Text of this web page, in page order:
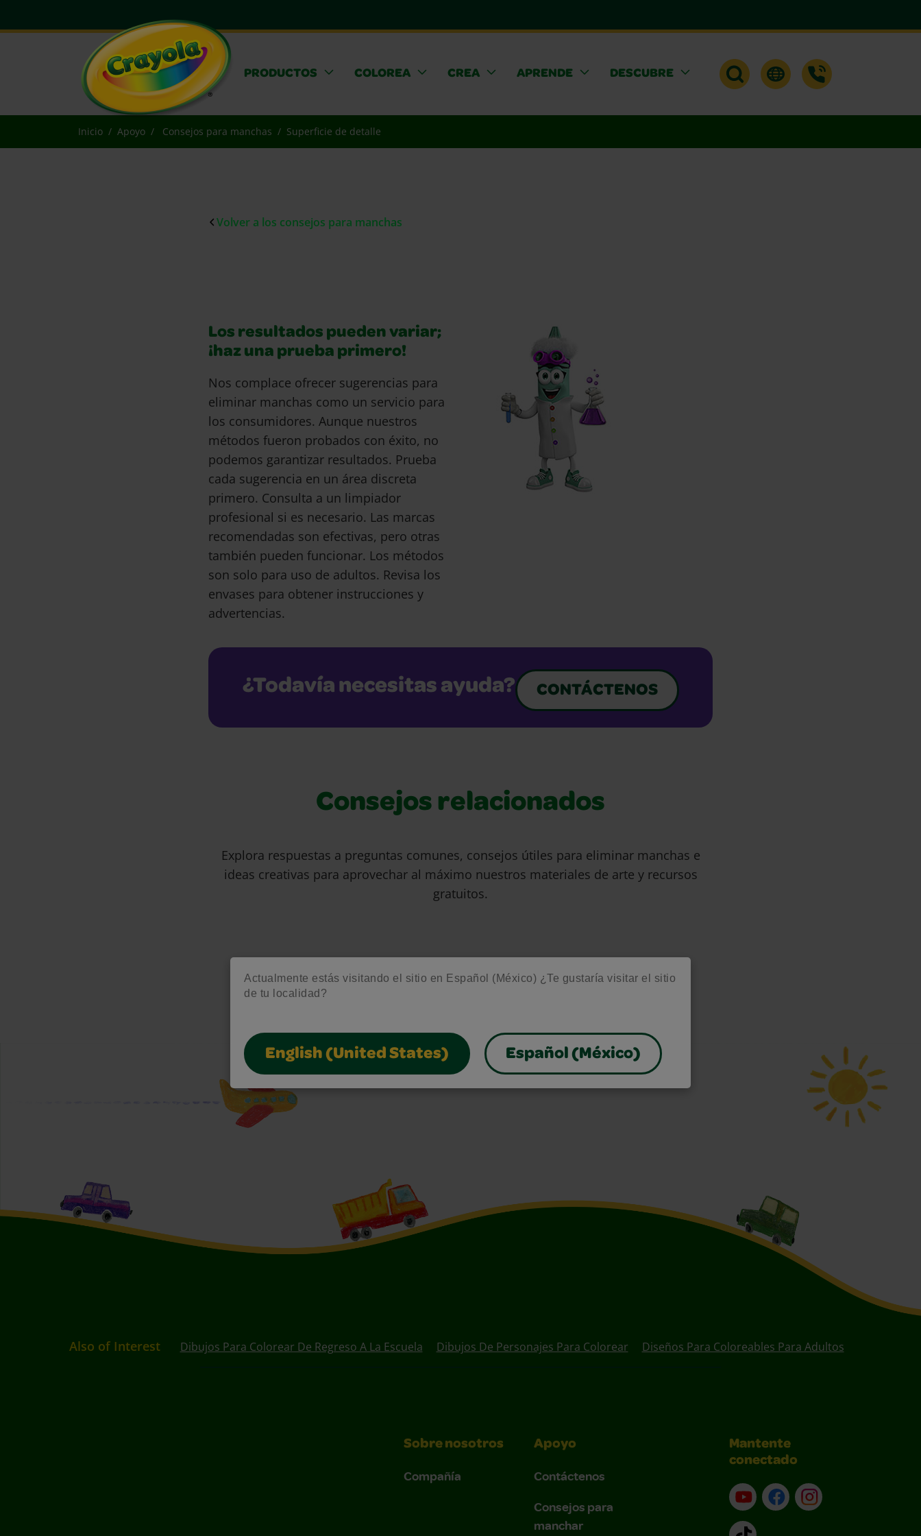
Actualmente estás visitando el sitio en Español (México) ¿Te gustaría visitar el sitio
de tu localidad?
English (United States) Español (México)
PRODUCTOS COLOREA CREA APRENDE DESCUBRE
Inicio Apoyo Consejos para manchas Superficie de detalle
Volver a los consejos para manchas
Los resultados pueden variar;
¡haz una prueba primero!
Nos complace ofrecer sugerencias para
eliminar manchas como un servicio para
los consumidores. Aunque nuestros
métodos fueron probados con éxito, no
podemos garantizar resultados. Prueba
cada sugerencia en un área discreta
primero. Consulta a un limpiador
profesional si es necesario. Las marcas
recomendadas son efectivas, pero otras
también pueden funcionar. Los métodos
son solo para uso de adultos. Revisa los
envases para obtener instrucciones y
advertencias.
¿Todavía necesitas ayuda? CONTÁCTENOS
Consejos relacionados
Explora respuestas a preguntas comunes, consejos útiles para eliminar manchas e
ideas creativas para aprovechar al máximo nuestros materiales de arte y recursos
gratuitos.
Also of Interest Dibujos Para Colorear De Regreso A La Escuela Dibujos De Personajes Para Colorear Diseños Para Coloreables Para Adultos
Sobre nosotros
Compañía
Apoyo
Contáctenos
Consejos para
manchar
Mantente
conectado
YouTube (en inglés)
Facebook (en inglés)
Instagram (en
TikTok